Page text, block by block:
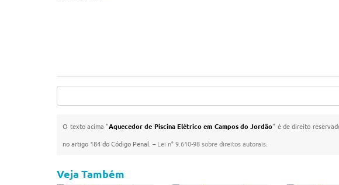
O texto acima "Aquecedor de Piscina Elétrico em Campos do Jordão" é de direito
no artigo 184 do Código Penal. –Lei n° 9.610-98 sobre direitos autorais
Veja Também